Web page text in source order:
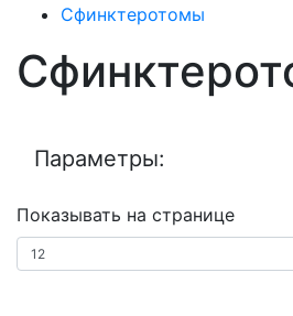
Сфинктеротомы
Параметры:
Показывать на странице